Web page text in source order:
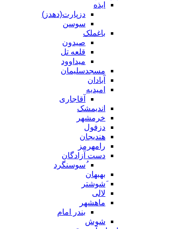
ایذه
دزپارت(دهدز)
سوسن
باغملک
صیدون
قلعه تل
میداوود
مسجدسلیمان
آبادان
امیدیه
آقاجاری
اندیمشک
خرمشهر
دزفول
هندیجان
رامهرمز
دست آزادگان
ُسوسنگرد
بهبهان
َشوشتر
لالی
ماهشهر
بندر امام
شوش